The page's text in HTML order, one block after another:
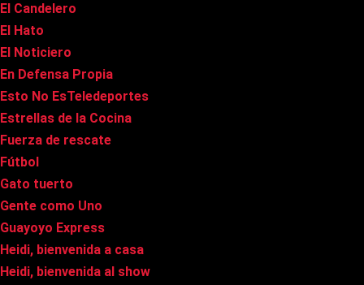
El Candelero
El Hato
El Noticiero
En Defensa Propia
Esto No EsTeledeportes
Estrellas de la Cocina
Fuerza de rescate
Fútbol
Gato tuerto
Gente como Uno
Guayoyo Express
Heidi, bienvenida a casa
Heidi, bienvenida al show